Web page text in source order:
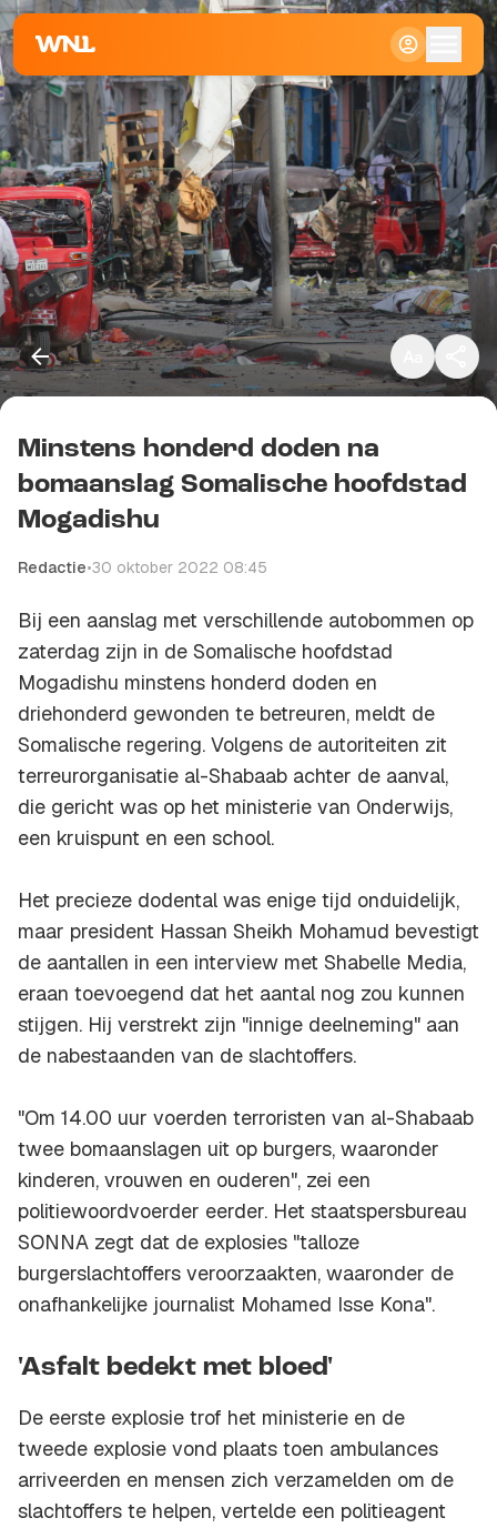
Klein
Standaard
Groot
Kopieer link
Minstens honderd doden na
bomaanslag Somalische hoofdstad
Mogadishu
Redactie•30 oktober 2022 08:45
Bij een aanslag met verschillende autobommen op
zaterdag zijn in de Somalische hoofdstad
Mogadishu minstens honderd doden en
driehonderd gewonden te betreuren, meldt de
Somalische regering. Volgens de autoriteiten zit
terreurorganisatie al-Shabaab achter de aanval,
die gericht was op het ministerie van Onderwijs,
een kruispunt en een school.
Het precieze dodental was enige tijd onduidelijk,
maar president Hassan Sheikh Mohamud bevestigt
de aantallen in een interview met Shabelle Media,
eraan toevoegend dat het aantal nog zou kunnen
stijgen. Hij verstrekt zijn "innige deelneming" aan
de nabestaanden van de slachtoffers.
"Om 14.00 uur voerden terroristen van al-Shabaab
twee bomaanslagen uit op burgers, waaronder
kinderen, vrouwen en ouderen", zei een
politiewoordvoerder eerder. Het staatspersbureau
SONNA zegt dat de explosies "talloze
burgerslachtoffers veroorzaakten, waaronder de
onafhankelijke journalist Mohamed Isse Kona".
'Asfalt bedekt met bloed'
De eerste explosie trof het ministerie en de
tweede explosie vond plaats toen ambulances
arriveerden en mensen zich verzamelden om de
slachtoffers te helpen, vertelde een politieagent